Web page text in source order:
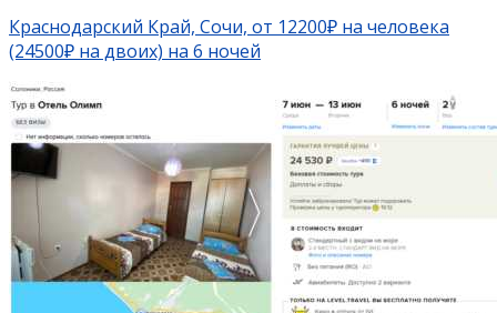
Краснодарский Край, Сочи, от 12200₽ на человека
(24500₽ на двоих) на 6 ночей